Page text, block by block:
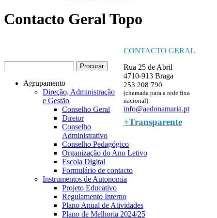
Contacto Geral Topo
CONTACTO GERAL
Rua 25 de Abril
4710-913 Braga
253 208 790
(chamada para a rede fixa
nacional)
info@aedonamaria.pt
+Transparente
Formulário de procura
Agrupamento
Direção, Administração
e Gestão
Conselho Geral
Diretor
Conselho
Administrativo
Conselho Pedagógico
Organização do Ano Letivo
Escola Digital
Formulário de contacto
Instrumentos de Autonomia
Projeto Educativo
Regulamento Interno
Plano Anual de Atividades
Plano de Melhoria 2024/25